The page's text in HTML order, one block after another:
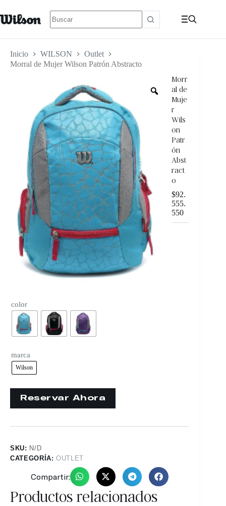
Inicio WILSON
Outlet
Morral de Mujer Wilson Patrón Abstracto
Morr
al de
Muje
r
Wils
on
Patr
ón
Abst
ract
o
$92.
555.
550
color
marca
Wilson
SKU: N/D
CATEGORÍA:OUTLET
Compartir:
Productos relacionados